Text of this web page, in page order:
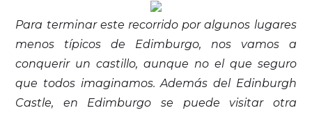
Para terminar este recorrido por algunos lugares
menos típicos de Edimburgo, nos vamos a
conquerir un castillo, aunque no el que seguro
que todos imaginamos. Además del Edinburgh
Castle, en Edimburgo se puede visitar otra